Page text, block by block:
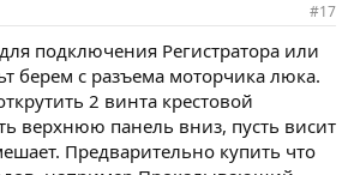
#17
подключения Регистратора или
берем с разъема моторчика люка.
2 винта крестовой
верхнюю панель вниз, пусть висит
Предварительно купить что